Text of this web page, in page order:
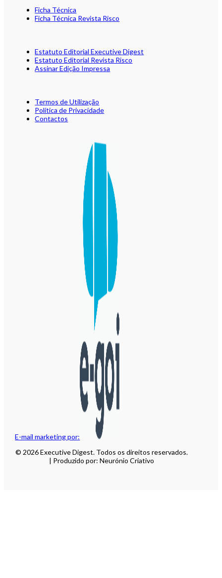
E-mail marketing por:
Ficha Técnica
Ficha Técnica Revista Risco
Estatuto Editorial Executive Digest
Estatuto Editorial Revista Risco
Assinar Edição Impressa
Termos de Utilização
Política de Privacidade
Contactos
© 2026 Executive Digest. Todos os direitos reservados.
| Produzido por: Neurónio Criativo